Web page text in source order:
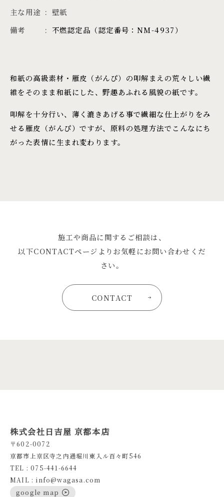
主な用途
壁紙
備考
不燃認定品（認定番号：NM-4937）
和紙の高級素材・雁皮（がんぴ）の叩解まえの荒々しい繊
維をそのまま和紙にした、野趣あふれる風貌の紙です。
叩解を十分行い、薄く漉きあげる事で繊細な仕上がりをみ
せる雁皮（がんぴ）ですが、原料の処理方法でこんなにち
がった表情に生まれ変わります。
施工や商品に関するご相談は、
以下CONTACTページよりお気軽にお問い合わせくだ
さい。
CONTACT
株式会社日吉屋 京都本店
〒602-0072
京都市上京区寺之内通堀川東入ル百々町546
TEL : 075-441-6644
MAIL : info@wagasa.com
google map